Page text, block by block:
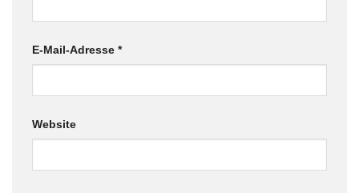
E-Mail-Adresse *
Website